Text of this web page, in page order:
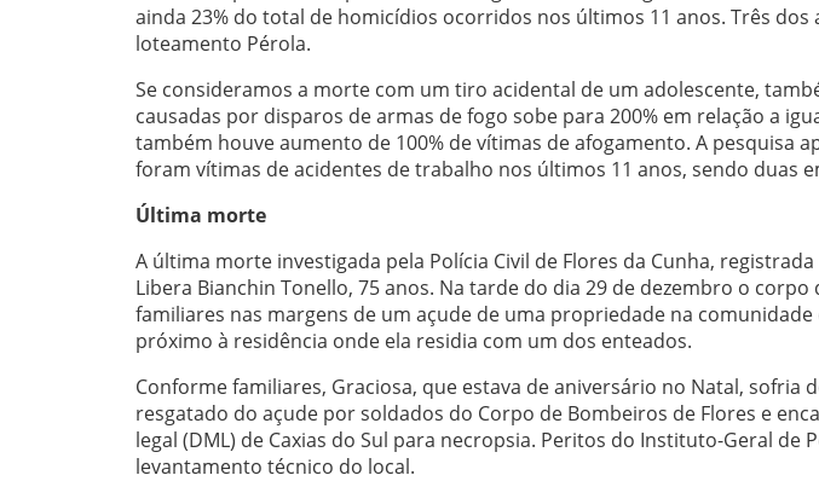
ainda 23% do total de homicídios ocorridos nos últimos 11 anos. Três
loteamento Pérola.
Se consideramos a morte com um tiro acidental de um adolescente,
causadas por disparos de armas de fogo sobe para 200% em relação a
também houve aumento de 100% de vítimas de afogamento. A pesquisa
foram vítimas de acidentes de trabalho nos últimos 11 anos, sendo duas
Última morte
A última morte investigada pela Polícia Civil de Flores da Cunha,
Libera Bianchin Tonello, 75 anos. Na tarde do dia 29 de dezembro o
familiares nas margens de um açude de uma propriedade na comunidade
próximo à residência onde ela residia com um dos enteados.
Conforme familiares, Graciosa, que estava de aniversário no Natal, sofria
resgatado do açude por soldados do Corpo de Bombeiros de Flores e
legal (DML) de Caxias do Sul para necropsia. Peritos do Instituto-Geral de
levantamento técnico do local.